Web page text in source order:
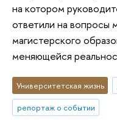
на котором
ответили на вопросы
магистерского
меняющейся
Университетская жизнь
репортаж о событии